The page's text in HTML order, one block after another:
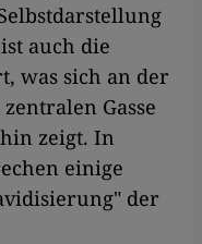
auch die
was sich an der
Gasse
zeigt. In
einige
der